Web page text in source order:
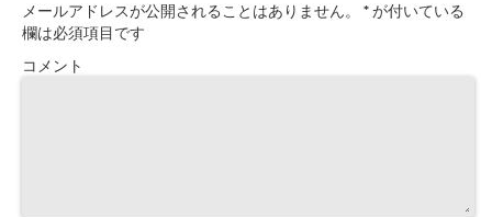
メールアドレスが公開されることはありません。 *が付いている
欄は必須項目です
コメント